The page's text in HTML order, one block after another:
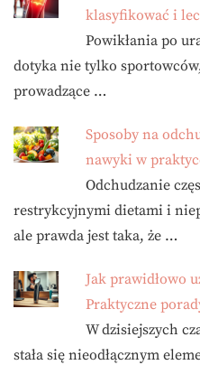
klasyfikować i
Powikłania po
dotyka nie tylko
prowadzące …
Sposoby na
nawyki w
Odchudzanie
restrykcyjnymi dietami i
ale prawda jest taka, że …
Jak prawidłowo
Praktyczne
W dzisiejszych
stała się nieodłącznym